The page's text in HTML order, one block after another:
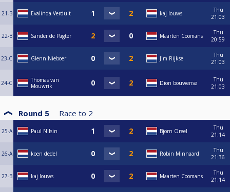
21-B Evalinda Verdult kaj louws
Thu
21:03
22-B Sander de Pagter Maarten Coomans
Thu
20:59
23-C Glenn Nieboer Jim Rijkse
Thu
21:03
24-C
Thomas van
Mouwrik
Dion bouwense
Thu
21:03
Round 5 Race to 2
25-A Paul Nilsin Bjorn Oreel
Thu
21:14
26-A koen dedel Robin Minnaard
Thu
21:36
27-B kaj louws Maarten Coomans
Thu
21:14